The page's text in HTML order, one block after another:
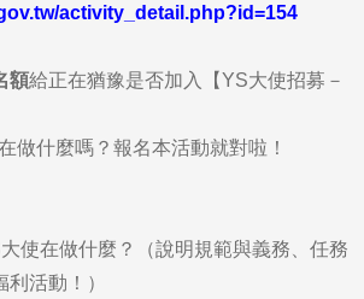
activity_detail.php?id=154
額給正在猶豫是否加入【YS大使招募－
做什麼嗎？報名本活動就對啦！
使在做什麼？（說明規範與義務、任務
活動！）